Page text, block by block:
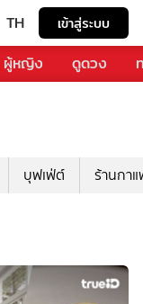
TH เข้าสู่ระบบ
ผู้หญิง ดูดวง
บุฟเฟ่ต์ ร้านกา